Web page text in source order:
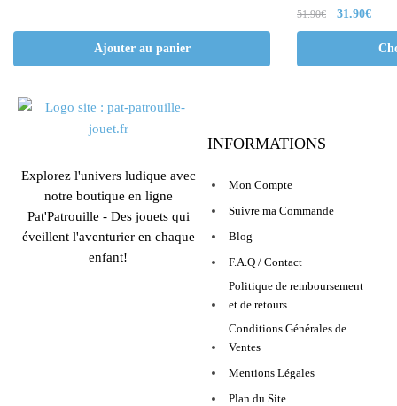
Ajouter au panier
51.90€ 31.90€
Explorez l'univers ludique avec
notre boutique en ligne
Pat'Patrouille - Des jouets qui
éveillent l'aventurier en chaque
enfant!
INFORMATIONS
Mon Compte
Suivre ma Commande
Blog
F.A.Q / Contact
Politique de remboursement
et de retours
Conditions Générales de
Ventes
Mentions Légales
Plan du Site